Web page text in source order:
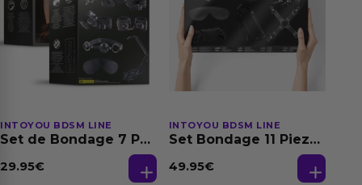
INTOYOU BDSM LINE
Set de Bondage 7 Pz
29.95€
INTOYOU BDSM LINE
Set Bondage 11 Piezas
49.95€